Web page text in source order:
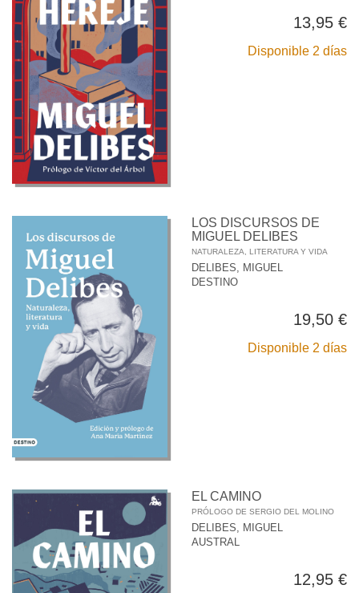
13,95 €
Disponible 2 días
LOS DISCURSOS DE
MIGUEL DELIBES
NATURALEZA, LITERATURA Y VIDA
DELIBES, MIGUEL
DESTINO
19,50 €
Disponible 2 días
EL CAMINO
PRÓLOGO DE SERGIO DEL MOLINO
DELIBES, MIGUEL
AUSTRAL
12,95 €